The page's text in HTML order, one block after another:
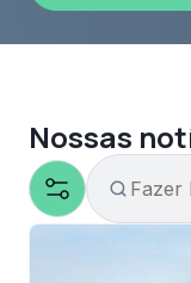
Nossas